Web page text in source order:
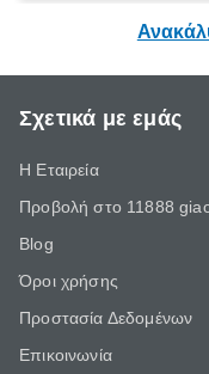
Σχετικά με εμάς
Η Εταιρεία
Προβολή στο 11888
Blog
Όροι χρήσης
Προστασία Δεδομένων
Επικοινωνία